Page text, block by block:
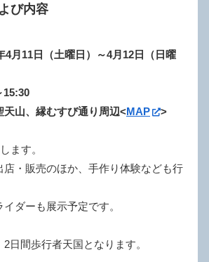
び内容
4月11日（土曜日）～4月12日（日曜
山、縁むすび通り周辺<MAP >
ます。
店・販売のほか、手作り体験なども行
ダーも展示予定です。
日間歩行者天国となります。